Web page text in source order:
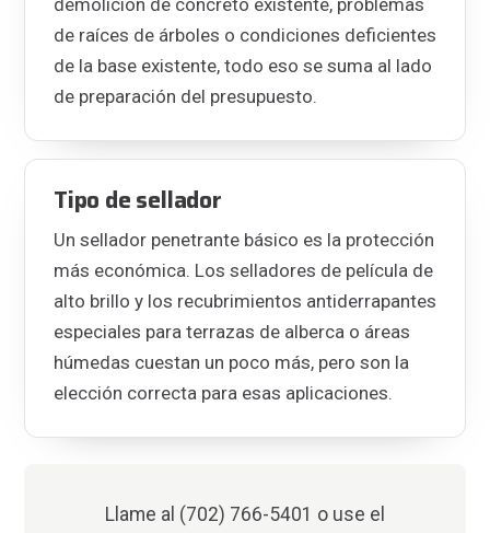
demolición de concreto existente, problemas
de raíces de árboles o condiciones deficientes
de la base existente, todo eso se suma al lado
de preparación del presupuesto.
Tipo de sellador
Un sellador penetrante básico es la protección
más económica. Los selladores de película de
alto brillo y los recubrimientos antiderrapantes
especiales para terrazas de alberca o áreas
húmedas cuestan un poco más, pero son la
elección correcta para esas aplicaciones.
Llame al (702) 766-5401 o use el